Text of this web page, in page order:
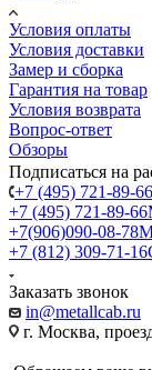
Условия оплаты
Условия доставки
Замер и сборка
Гарантия на товар
Условия возврата
Вопрос-ответ
Обзоры
Подписаться на
+7 (495) 721-89-66
+7 (495) 721-89-66
+7(906)090-08-78
+7 (812) 309-71-16
Заказать звонок
in@metallcab.ru
г. Москва,